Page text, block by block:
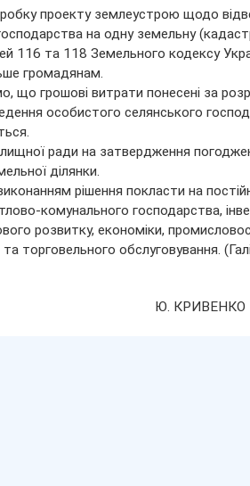
проекту землеустрою щодо
на одну земельну
116 та 118 Земельного кодексу
громадянам.
що грошові витрати понесені за
особистого селянського
ради на затвердження
ділянки.
рішення покласти на
комунального господарства,
розвитку, економіки,
торговельного обслуговування.
Ю. КРИВЕНКО